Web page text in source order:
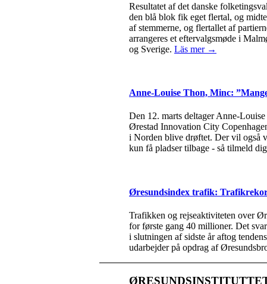
Resultatet af det danske
den blå blok fik eget flertal, og
af stemmerne, og flertallet af
arrangeres et eftervalgsmøde i
og Sverige. Läs mer →
Anne-Louise Thon, Minc:
Den 12. marts deltager Anne-
Ørestad Innovation City
i Norden blive drøftet. Der vil også
kun få pladser tilbage - så tilmeld
Øresundsindex trafik:
Trafikken og rejseaktiviteten over
for første gang 40 millioner. Det
i slutningen af sidste år aftog
udarbejder på opdrag af